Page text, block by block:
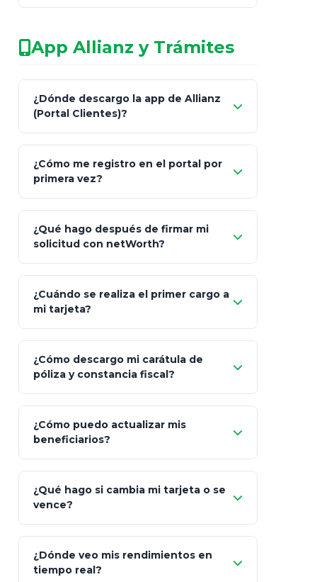
patrimonio con asesores informales en
redes sociales.
Característica netWorth (Certificado)
Fiscalidad Estrategia Art. 151 / 93
App Allianz y Trámites
¿Dónde descargo la app de Allianz
(Portal Clientes)?
Client"
App Store (iOS) Google Play
¿Cómo me registro en el portal por
primera vez?
Bienvenida
"¿Aún no tienes cuenta?
Regístrate"
¿Qué hago después de firmar mi
solicitud con netWorth?
¿Cuándo se realiza el primer cargo a
mi tarjeta?
¿Cómo descargo mi carátula de
póliza y constancia fiscal?
"Mis Pólizas" > "Documentos"
¿Cómo puedo actualizar mis
beneficiarios?
¿Qué hago si cambia mi tarjeta o se
vence?
"Link
de Cobro Seguro"
¿Dónde veo mis rendimientos en
tiempo real?